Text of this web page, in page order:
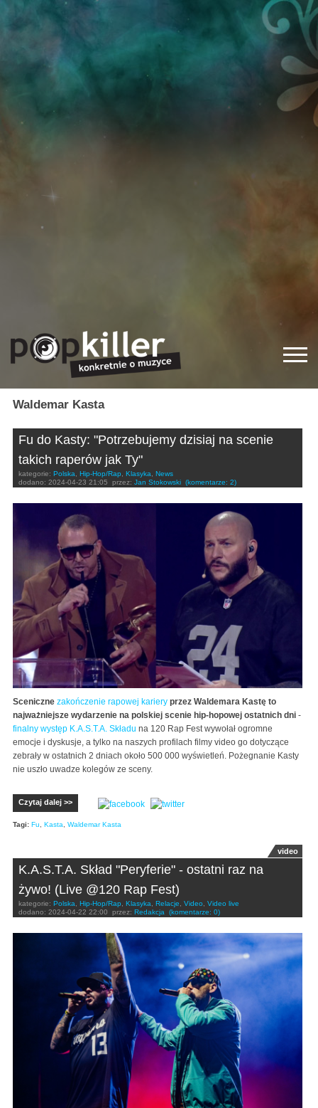
Waldemar Kasta
Fu do Kasty: "Potrzebujemy dzisiaj na scenie
takich raperów jak Ty"
kategorie: Polska, Hip-Hop/Rap, Klasyka, News
dodano: 2024-04-23 21:05 przez: Jan Stokowski (komentarze: 2)
Sceniczne zakończenie rapowej kariery przez Waldemara Kastę to
najważniejsze wydarzenie na polskiej scenie hip-hopowej ostatnich dni -
finalny występ K.A.S.T.A. Składu na 120 Rap Fest wywołał ogromne
emocje i dyskusje, a tylko na naszych profilach filmy video go dotyczące
zebrały w ostatnich 2 dniach około 500 000 wyświetleń. Pożegnanie Kasty
nie uszło uwadze kolegów ze sceny.
Czytaj dalej >>
Tagi: Fu, Kasta, Waldemar Kasta
video
K.A.S.T.A. Skład "Peryferie" - ostatni raz na
żywo! (Live @120 Rap Fest)
kategorie: Polska, Hip-Hop/Rap, Klasyka, Relacje, Video, Video live
dodano: 2024-04-22 22:00 przez: Redakcja (komentarze: 0)